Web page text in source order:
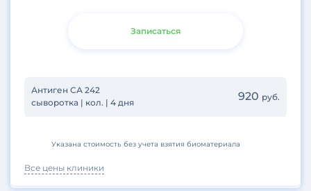
Записаться
Антиген СА 242
сыворотка | кол. | 4 дня
920 руб.
Все цены клиники
Указана стоимость без учета взятия биоматериала